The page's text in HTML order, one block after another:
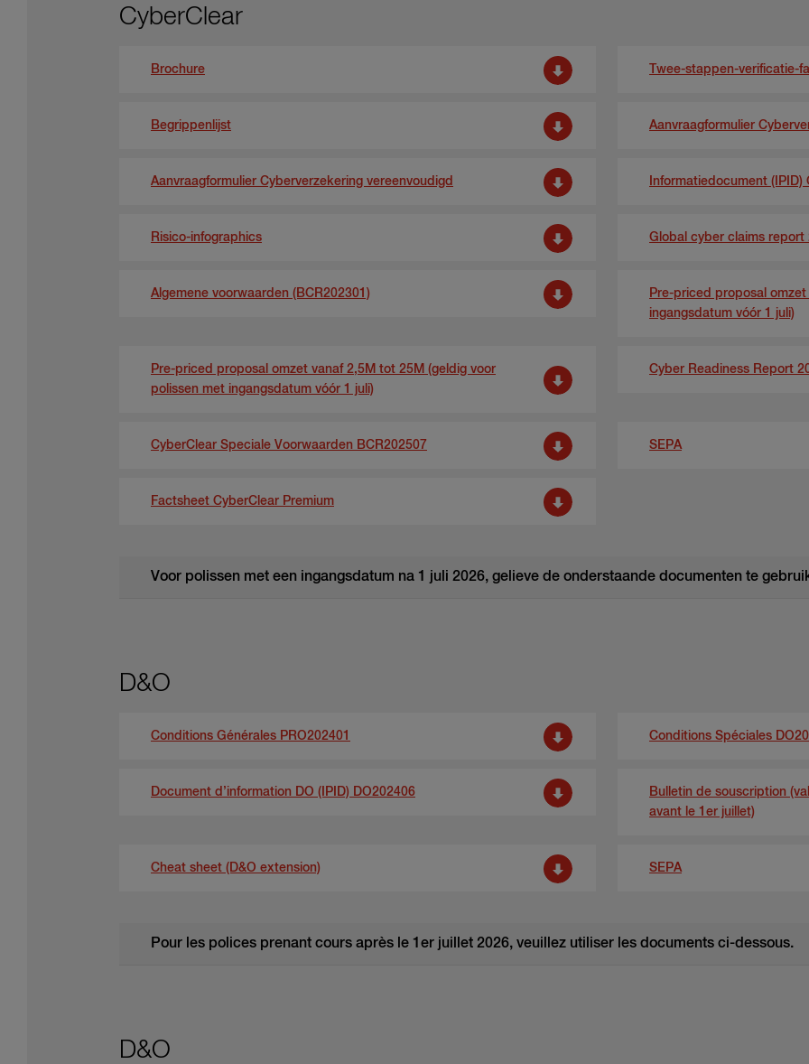
CyberClear
Brochure Twee-stappen-verificatie-
Begrippenlijst Aanvraagformulier
Aanvraagformulier Cyberverzekering vereenvoudigd Informatiedocument
Risico-infographics Global cyber claims report
Algemene voorwaarden (BCR202301)
Pre-priced proposal
ingangsdatum vóór 1 juli)
Pre-priced proposal omzet vanaf 2,5M tot 25M (geldig voor
polissen met ingangsdatum vóór 1 juli)
Cyber Readiness Report
CyberClear Speciale Voorwaarden BCR202507 SEPA
Factsheet CyberClear Premium
Voor polissen met een ingangsdatum na 1 juli 2026, gelieve de onderstaande documenten te
D&O
Conditions Générales PRO202401 Conditions Spéciales
Document d’information DO (IPID) DO202406
Bulletin de souscription
avant le 1er juillet)
Cheat sheet (D&O extension) SEPA
Pour les polices prenant cours après le 1er juillet 2026, veuillez utiliser les documents ci-dessous.
D&O